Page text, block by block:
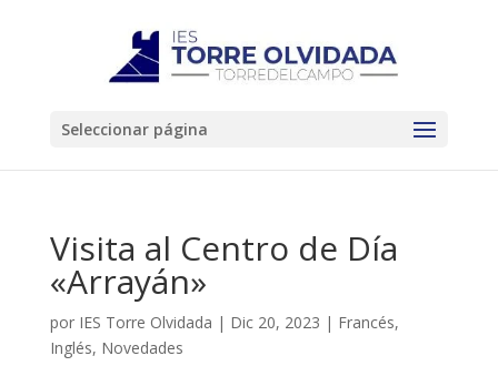
Seleccionar página
Visita al Centro de Día
«Arrayán»
por IES Torre Olvidada | Dic 20, 2023 | Francés,
Inglés, Novedades